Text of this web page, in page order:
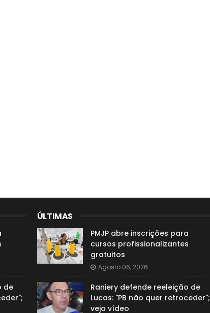
de
ÚLTIMAS
PMJP abre inscrições para
cursos profissionalizantes
gratuitos
Agosto 06, 2026
Raniery defende reeleição de
Lucas: "PB não quer retroceder";
veja vídeo